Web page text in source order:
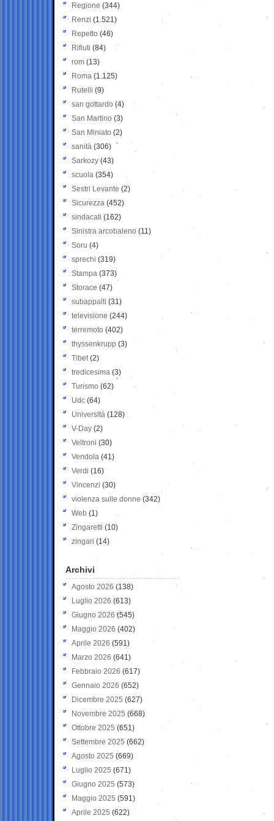
Regione (344)
Renzi (1.521)
Repetto (46)
Rifiuti (84)
rom (13)
Roma (1.125)
Rutelli (9)
san gottardo (4)
San Martino (3)
San Miniato (2)
sanità (306)
Sarkozy (43)
scuola (354)
Sestri Levante (2)
Sicurezza (452)
sindacati (162)
Sinistra arcobaleno (11)
Soru (4)
sprechi (319)
Stampa (373)
Storace (47)
subappalti (31)
televisione(244)
terremoto (402)
thyssenkrupp (3)
Tibet(2)
tredicesima (3)
Turismo (62)
Udc (64)
Università (128)
V-Day (2)
Veltroni (30)
Vendola (41)
Verdi (16)
Vincenzi (30)
violenza sulle donne (342)
Web (1)
Zingaretti (10)
zingari (14)
Archivi
Agosto 2026 (138)
Luglio 2026 (613)
Giugno 2026 (545)
Maggio 2026 (402)
Aprile 2026 (591)
Marzo 2026 (641)
Febbraio 2026 (617)
Gennaio 2026 (652)
Dicembre 2025 (627)
Novembre 2025 (668)
Ottobre 2025 (651)
Settembre 2025 (662)
Agosto 2025 (669)
Luglio 2025 (671)
Giugno 2025 (573)
Maggio 2025 (591)
Aprile 2025 (622)